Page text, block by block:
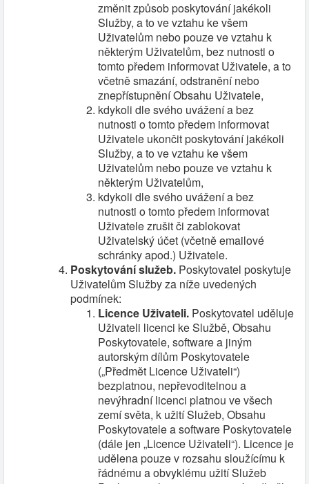
změnit způsob poskytování jakékoli
Služby, a to ve vztahu ke všem
Uživatelům nebo pouze ve vztahu k
některým Uživatelům, bez nutnosti o
tomto předem informovat Uživatele, a to
včetně smazání, odstranění nebo
znepřístupnění Obsahu Uživatele,
kdykoli dle svého uvážení a bez
nutnosti o tomto předem informovat
Uživatele ukončit poskytování jakékoli
Služby, a to ve vztahu ke všem
Uživatelům nebo pouze ve vztahu k
některým Uživatelům,
kdykoli dle svého uvážení a bez
nutnosti o tomto předem informovat
Uživatele zrušit či zablokovat
Uživatelský účet (včetně emailové
schránky apod.) Uživatele.
Poskytování služeb. Poskytovatel poskytuje
Uživatelům Služby za níže uvedených
podmínek:
Licence Uživateli. Poskytovatel uděluje
Uživateli licenci ke Službě, Obsahu
Poskytovatele, software a jiným
autorským dílům Poskytovatele
(„Předmět Licence Uživateli“)
bezplatnou, nepřevoditelnou a
nevýhradní licenci platnou ve všech
zemí světa, k užití Služeb, Obsahu
Poskytovatele a software Poskytovatele
(dále jen „Licence Uživateli“). Licence je
udělena pouze v rozsahu sloužícímu k
řádnému a obvyklému užití Služeb